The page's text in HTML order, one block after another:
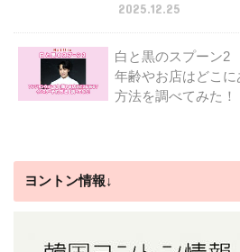
2025.12.25
白と黒のスプーン2
年齢やお店はどこ
方法を調べてみた！
ヨントン情報↓